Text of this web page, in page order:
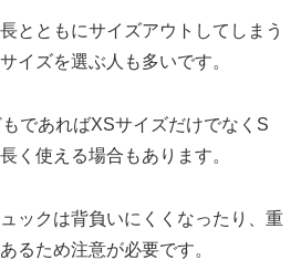
とともにサイズアウトしてしまう
イズを選ぶ人も多いです。
であればXSサイズだけでなくS
く使える場合もあります。
ックは背負いにくくなったり、重
るため注意が必要です。